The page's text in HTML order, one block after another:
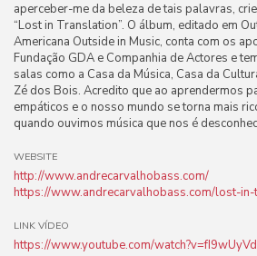
aperceber-me da beleza de tais palavras,
“Lost in Translation”. O álbum, editado em
Americana Outside in Music, conta com os
Fundação GDA e Companhia de Actores e
salas como a Casa da Música, Casa da
Zé dos Bois. Acredito que ao aprendermos
empáticos e o nosso mundo se torna mais
quando ouvimos música que nos é
WEBSITE
http://www.andrecarvalhobass.com/
https://www.andrecarvalhobass.com/lost-
LINK VÍDEO
https://www.youtube.com/